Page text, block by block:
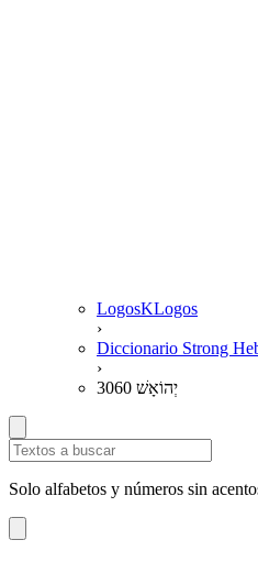
LogosKLogos
›
Diccionario Strong
›
3060 יְהוֹאָשׁ
Solo alfabetos y números sin